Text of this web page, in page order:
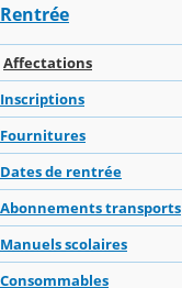
Rentrée
Affectations
Inscriptions
Fournitures
Dates de rentrée
Abonnements transports
Manuels scolaires
Consommables